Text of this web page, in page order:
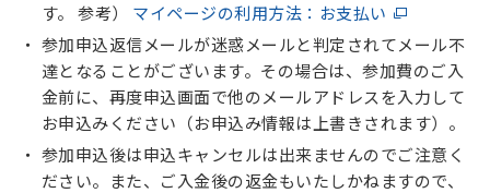
す。 参考） マイページの利用方法：お支払い
参加申込返信メールが迷惑メールと判定されてメール不
達となることがございます。その場合は、参加費のご入
金前に、再度申込画面で他のメールアドレスを入力して
お申込みください（お申込み情報は上書きされます）。
参加申込後は申込キャンセルは出来ませんのでご注意く
ださい。また、ご入金後の返金もいたしかねますので、